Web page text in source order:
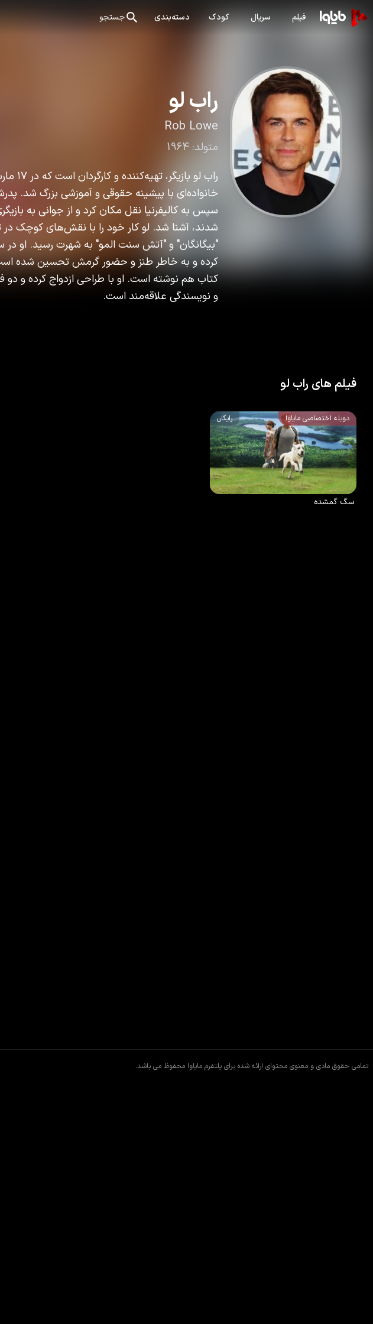
فیلم سریال کودک دسته‌بندی جستجو
راب لو
Rob Lowe
متولد: 1964
خانواده‌ای با پیشینه حقوقی و آموزشی بزرگ شد.
سپس به کالیفرنیا نقل مکان کرد و از جوانی به
"بیگانگان" و "آتش سنت المو" به شهرت رسید. او در
کرده و به خاطر طنز و حضور گرمش تحسین شده
کتاب هم نوشته است. او با طراحی ازدواج کرده و
و نویسندگی علاقه‌مند است.
فیلم های راب لو
دوبله اختصاصی مایاوا رایگان
2023
100%
6.1/10
سگ گمشده
تمامی حقوق مادی و معنوی محتوای ارائه شده برای پلتفرم مایاوا محفوظ می باشد.